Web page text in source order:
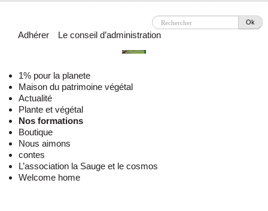
Ok
Adhérer Le conseil d’administration
1% pour la planete
Maison du patrimoine végétal
Actualité
Plante et végétal
Nos formations
Boutique
Nous aimons
contes
L’association la Sauge et le cosmos
Welcome home